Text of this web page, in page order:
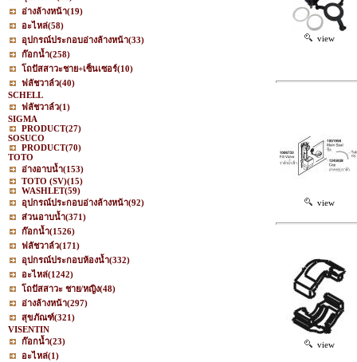
อ่างล้างหน้า(19)
อะไหล่(58)
อุปกรณ์ประกอบอ่างล้างหน้า(33)
ก๊อกน้ำ(258)
โถปัสสาวะชาย+เซ็นเซอร์(10)
ฟลัชวาล์ว(40)
SCHELL
ฟลัชวาล์ว(1)
SIGMA
PRODUCT(27)
SOSUCO
PRODUCT(70)
TOTO
อ่างอาบน้ำ(153)
TOTO (SV)(15)
WASHLET(59)
อุปกรณ์ประกอบอ่างล้างหน้า(92)
ส่วนอาบน้ำ(371)
ก๊อกน้ำ(1526)
ฟลัชวาล์ว(171)
อุปกรณ์ประกอบห้องน้ำ(332)
อะไหล่(1242)
โถปัสสาวะ ชาย/หญิง(48)
อ่างล้างหน้า(297)
สุขภัณฑ์(321)
VISENTIN
ก๊อกน้ำ(23)
อะไหล่(1)
view
view
view